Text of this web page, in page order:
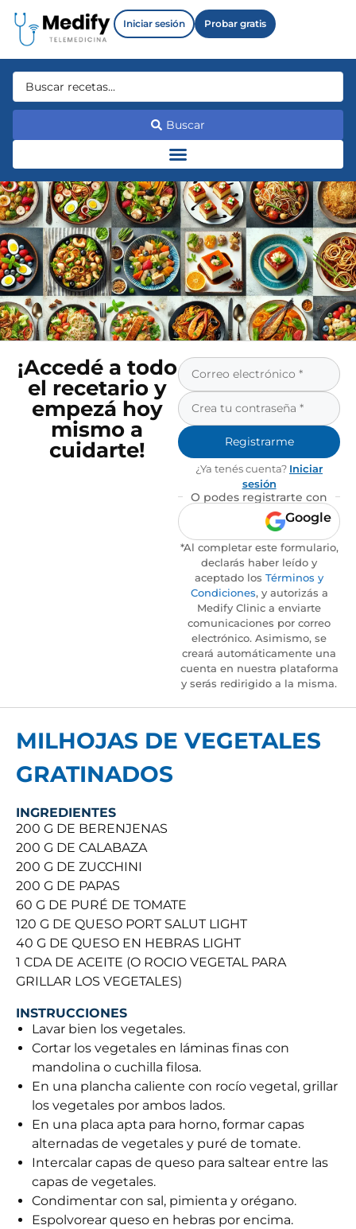
Iniciar sesión Probar gratis
Buscar
¡Accedé a todo
el recetario y
empezá hoy
mismo a
cuidarte!
Registrarme
¿Ya tenés cuenta? Iniciar
sesión
O podes registrarte con
Google
*Al completar este formulario,
declarás haber leído y
aceptado los Términos y
Condiciones, y autorizás a
Medify Clinic a enviarte
comunicaciones por correo
electrónico. Asimismo, se
creará automáticamente una
cuenta en nuestra plataforma
y serás redirigido a la misma.
MILHOJAS DE VEGETALES
GRATINADOS
INGREDIENTES
200 G DE BERENJENAS
200 G DE CALABAZA
200 G DE ZUCCHINI
200 G DE PAPAS
60 G DE PURÉ DE TOMATE
120 G DE QUESO PORT SALUT LIGHT
40 G DE QUESO EN HEBRAS LIGHT
1 CDA DE ACEITE (O ROCIO VEGETAL PARA
GRILLAR LOS VEGETALES)
INSTRUCCIONES
Lavar bien los vegetales.
Cortar los vegetales en láminas finas con
mandolina o cuchilla filosa.
En una plancha caliente con rocío vegetal, grillar
los vegetales por ambos lados.
En una placa apta para horno, formar capas
alternadas de vegetales y puré de tomate.
Intercalar capas de queso para saltear entre las
capas de vegetales.
Condimentar con sal, pimienta y orégano.
Espolvorear queso en hebras por encima.